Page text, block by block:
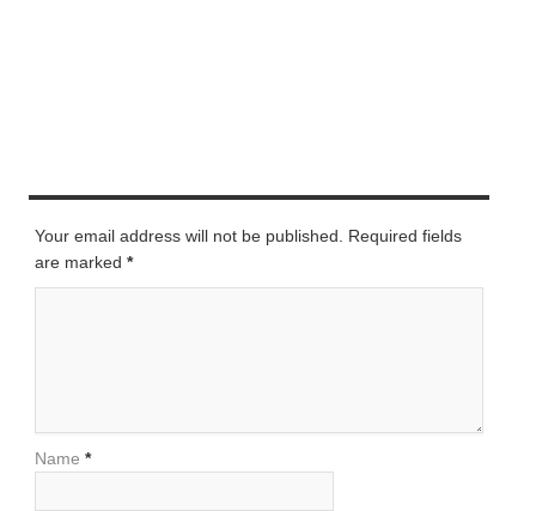
Your email address will not be published. Required fields
are marked *
Name *